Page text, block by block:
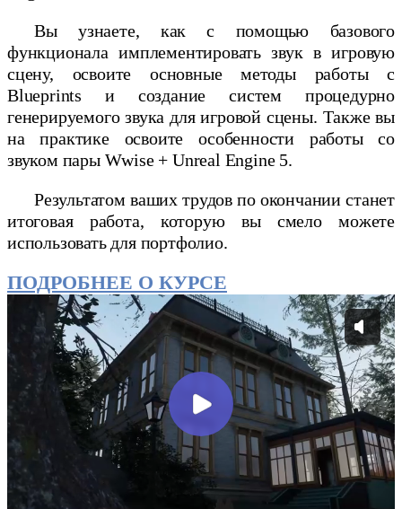
Вы узнаете, как c помощью базового
функционала имплементировать звук в игровую
сцену, освоите основные методы работы с
Blueprints и создание систем процедурно
генерируемого звука для игровой сцены. Также вы
на практике освоите особенности работы со
звуком пары Wwise + Unreal Engine 5.
Результатом ваших трудов по окончании станет
итоговая работа, которую вы смело можете
использовать для портфолио.
ПОДРОБНЕЕ О КУРСЕ